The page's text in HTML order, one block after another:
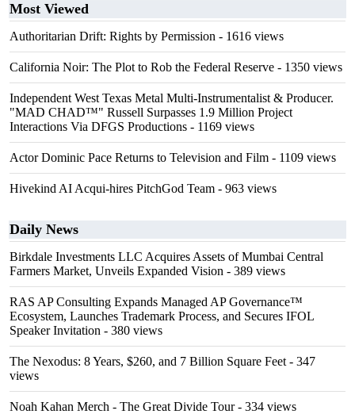
Most Viewed
Authoritarian Drift: Rights by Permission - 1616 views
California Noir: The Plot to Rob the Federal Reserve - 1350 views
Independent West Texas Metal Multi-Instrumentalist & Producer.
"MAD CHAD™" Russell Surpasses 1.9 Million Project
Interactions Via DFGS Productions - 1169 views
Actor Dominic Pace Returns to Television and Film - 1109 views
Hivekind AI Acqui-hires PitchGod Team - 963 views
Daily News
Birkdale Investments LLC Acquires Assets of Mumbai Central
Farmers Market, Unveils Expanded Vision - 389 views
RAS AP Consulting Expands Managed AP Governance™
Ecosystem, Launches Trademark Process, and Secures IFOL
Speaker Invitation - 380 views
The Nexodus: 8 Years, $260, and 7 Billion Square Feet - 347
views
Noah Kahan Merch - The Great Divide Tour- 334 views